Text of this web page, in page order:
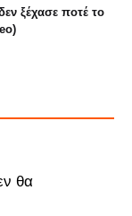
ξέχασε ποτέ το
θα